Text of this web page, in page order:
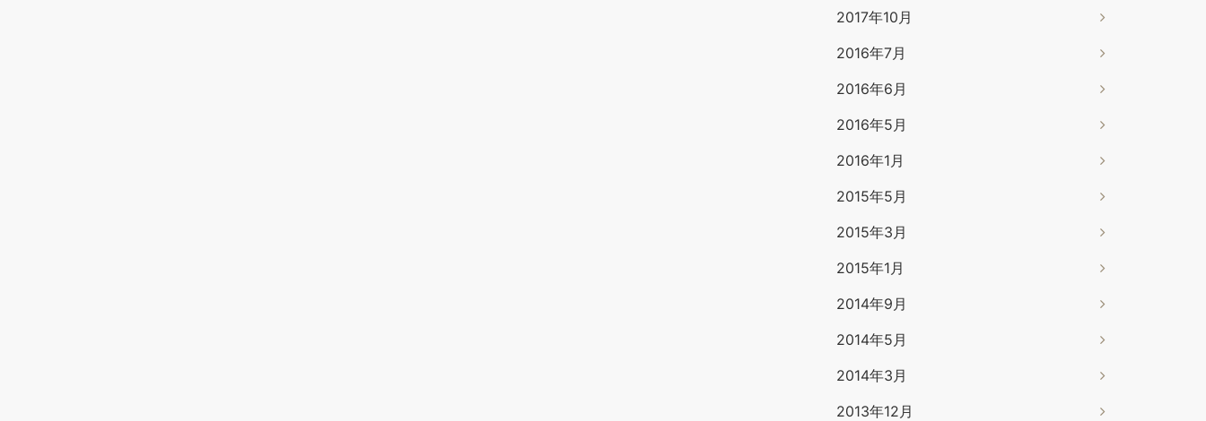
2017年10月
2016年7月
2016年6月
2016年5月
2016年1月
2015年5月
2015年3月
2015年1月
2014年9月
2014年5月
2014年3月
2013年12月